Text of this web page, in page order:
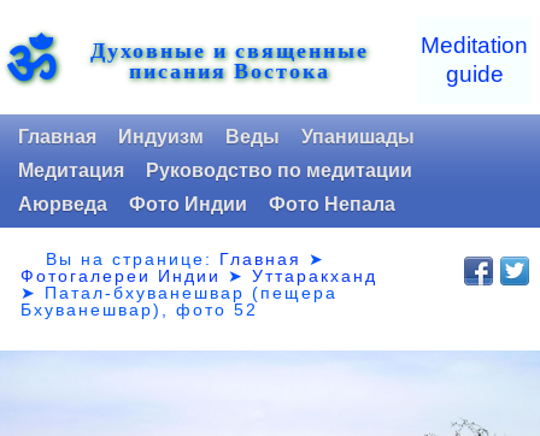
ॐ Духовные и священные
писания Востока
Meditation
guide
Главная Индуизм Веды
Упанишады
Медитация
Руководство по медитации
Аюрведа
Фото Индии Фото Непала
Вы на странице: Главная
➤
Фотогалереи Индии
➤Уттаракханд
➤ Патал-бхуванешвар (пещера
Бхуванешвар), фото 52